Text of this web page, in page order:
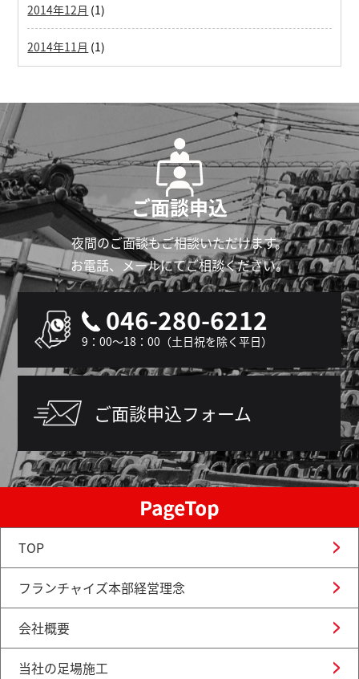
2014年12月 (1)
2014年11月 (1)
ご面談申込
夜間のご面談もご相談いただけます。
お電話、メールにてご相談ください。
046-280-6212
9：00～18：00（土日祝を除く平日）
ご面談申込フォーム
TOP
フランチャイズ本部経営理念
会社概要
当社の足場施工